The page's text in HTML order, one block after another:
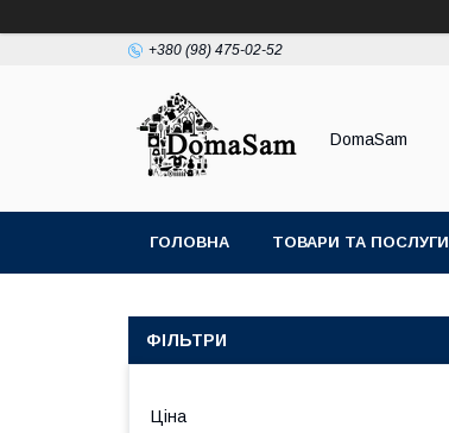
+380 (98) 475-02-52
DomaSam
ГОЛОВНА ТОВАРИ ТА ПОСЛУГИ
ФІЛЬТРИ
Ціна